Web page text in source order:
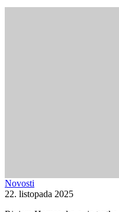
Novosti
22. listopada 2025